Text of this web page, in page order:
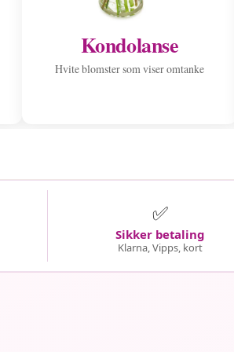
Kondolanse
Hvite blomster som viser omtanke
✅
Sikker betaling
Klarna, Vipps, kort